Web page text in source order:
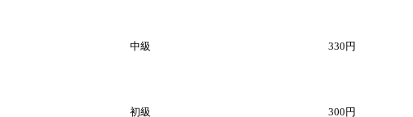
中級 330円
初級 300円